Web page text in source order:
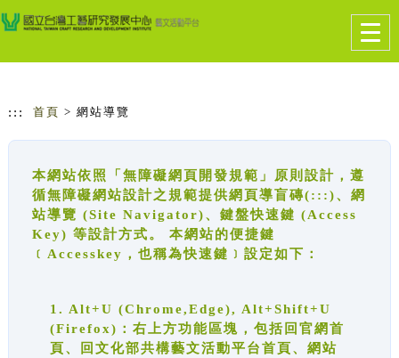
跳到主要內容
網站導覽
::: 首頁 > 網站導覽
本網站依照「無障礙網頁開發規範」原則設計，遵
循無障礙網站設計之規範提供網頁導盲磚(:::)、網
站導覽 (Site Navigator)、鍵盤快速鍵 (Access
Key) 等設計方式。 本網站的便捷鍵
﹝Accesskey，也稱為快速鍵﹞設定如下：
1. Alt+U (Chrome,Edge), Alt+Shift+U
(Firefox)：右上方功能區塊，包括回官網首
頁、回文化部共構藝文活動平台首頁、網站